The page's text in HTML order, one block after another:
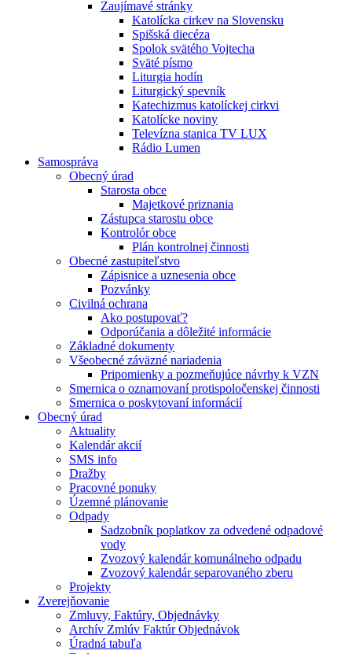
Zaujímavé stránky
Katolícka cirkev na Slovensku
Spišská diecéza
Spolok svätého Vojtecha
Sväté písmo
Liturgia hodín
Liturgický spevník
Katechizmus katolíckej cirkvi
Katolícke noviny
Televízna stanica TV LUX
Rádio Lumen
Samospráva
Obecný úrad
Starosta obce
Majetkové priznania
Zástupca starostu obce
Kontrolór obce
Plán kontrolnej činnosti
Obecné zastupiteľstvo
Zápisnice a uznesenia obce
Pozvánky
Civilná ochrana
Ako postupovať?
Odporúčania a dôležité informácie
Základné dokumenty
Všeobecné záväzné nariadenia
Pripomienky a pozmeňujúce návrhy k VZN
Smernica o oznamovaní protispoločenskej činnosti
Smernica o poskytovaní informácií
Obecný úrad
Aktuality
Kalendár akcií
SMS info
Dražby
Pracovné ponuky
Územné plánovanie
Odpady
Sadzobník poplatkov za odvedené odpadové
vody
Zvozový kalendár komunálneho odpadu
Zvozový kalendár separovaného zberu
Projekty
Zverejňovanie
Zmluvy, Faktúry, Objednávky
Archív Zmlúv Faktúr Objednávok
Úradná tabuľa